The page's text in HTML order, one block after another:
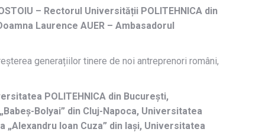
– Rectorul Universității POLITEHNICA din
Laurence AUER – Ambasadorul
generațiilor tinere de noi antreprenori români,
POLITEHNICA din București,
Bolyai” din Cluj-Napoca, Universitatea
Ioan Cuza” din Iași, Universitatea